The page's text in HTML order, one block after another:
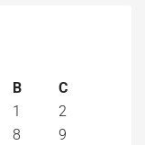
B
C
1
2
8
9